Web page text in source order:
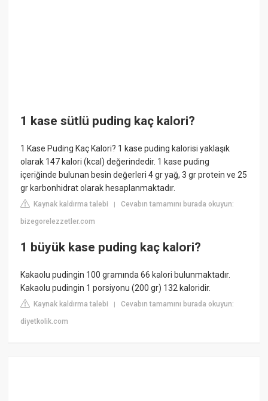
1 kase sütlü puding kaç kalori?
1 Kase Puding Kaç Kalori? 1 kase puding kalorisi yaklaşık
olarak 147 kalori (kcal) değerindedir. 1 kase puding
içeriğinde bulunan besin değerleri 4 gr yağ, 3 gr protein ve 25
gr karbonhidrat olarak hesaplanmaktadır.
Kaynak kaldırma talebi |Cevabın tamamını burada okuyun:
bizegorelezzetler.com
1 büyük kase puding kaç kalori?
Kakaolu pudingin 100 gramında 66 kalori bulunmaktadır.
Kakaolu pudingin 1 porsiyonu (200 gr) 132 kaloridir.
Kaynak kaldırma talebi |Cevabın tamamını burada okuyun:
diyetkolik.com